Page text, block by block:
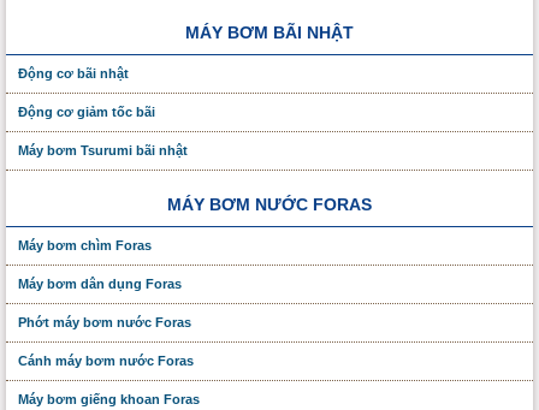
MÁY BƠM BÃI NHẬT
Động cơ bãi nhật
Động cơ giảm tốc bãi
Máy bơm Tsurumi bãi nhật
MÁY BƠM NƯỚC FORAS
Máy bơm chìm Foras
Máy bơm dân dụng Foras
Phớt máy bơm nước Foras
Cánh máy bơm nước Foras
Máy bơm giếng khoan Foras